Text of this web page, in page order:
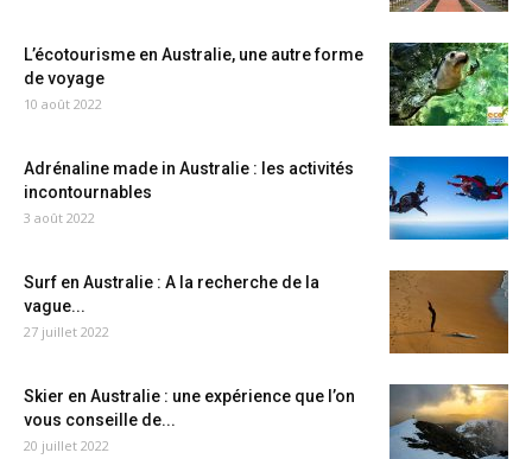
L’écotourisme en Australie, une autre forme
de voyage
10 août 2022
Adrénaline made in Australie : les activités
incontournables
3 août 2022
Surf en Australie : A la recherche de la
vague...
27 juillet 2022
Skier en Australie : une expérience que l’on
vous conseille de...
20 juillet 2022